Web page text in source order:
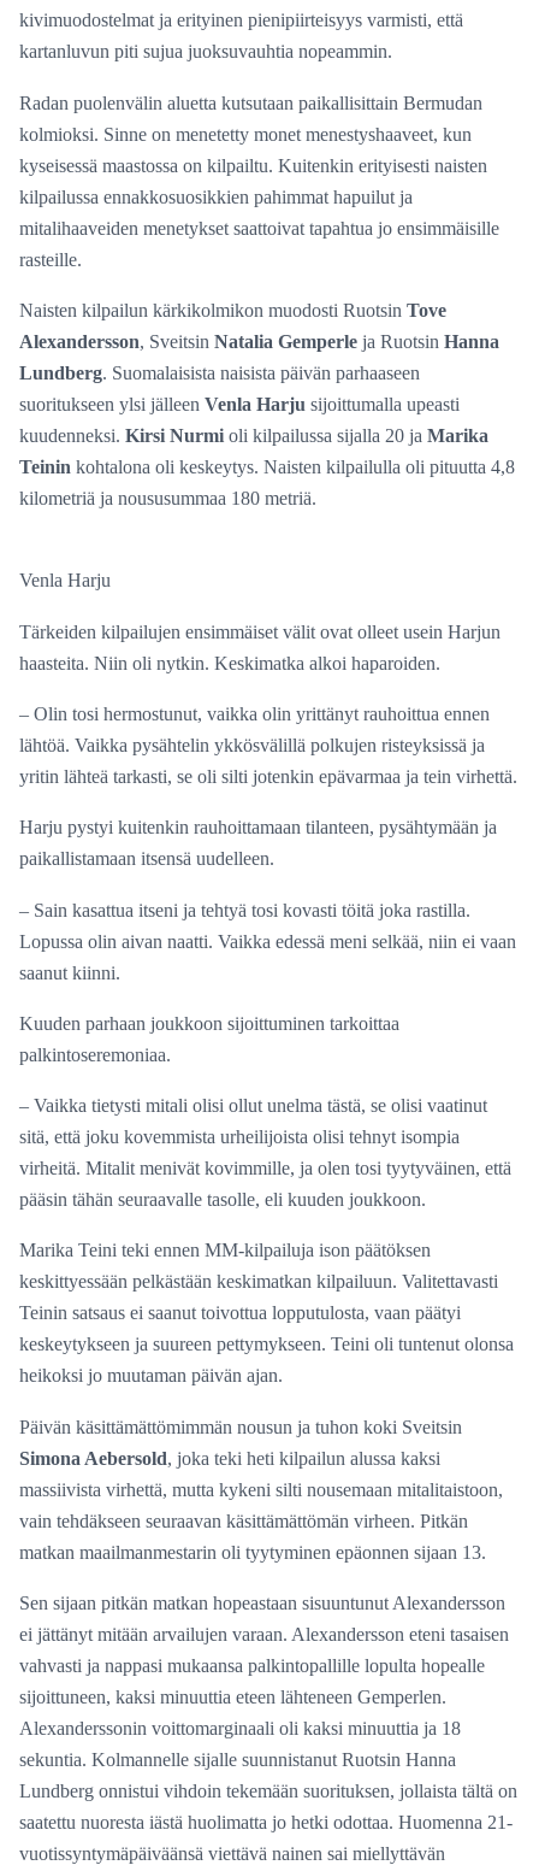
kivimuodostelmat ja erityinen pienipiirteisyys varmisti, että
kartanluvun piti sujua juoksuvauhtia nopeammin.
Radan puolenvälin aluetta kutsutaan paikallisittain Bermudan
kolmioksi. Sinne on menetetty monet menestyshaaveet, kun
kyseisessä maastossa on kilpailtu. Kuitenkin erityisesti naisten
kilpailussa ennakkosuosikkien pahimmat hapuilut ja
mitalihaaveiden menetykset saattoivat tapahtua jo ensimmäisille
rasteille.
Naisten kilpailun kärkikolmikon muodosti RuotsinTove
Alexandersson, SveitsinNatalia Gemperle ja RuotsinHanna
Lundberg. Suomalaisista naisista päivän parhaaseen
suoritukseen ylsi jälleenVenla Harju sijoittumalla upeasti
kuudenneksi.Kirsi Nurmi oli kilpailussa sijalla 20 jaMarika
Teinin kohtalona oli keskeytys. Naisten kilpailulla oli pituutta 4,8
kilometriä ja noususummaa 180 metriä.
Venla Harju
Tärkeiden kilpailujen ensimmäiset välit ovat olleet usein Harjun
haasteita. Niin oli nytkin. Keskimatka alkoi haparoiden.
– Olin tosi hermostunut, vaikka olin yrittänyt rauhoittua ennen
lähtöä. Vaikka pysähtelin ykkösvälillä polkujen risteyksissä ja
yritin lähteä tarkasti, se oli silti jotenkin epävarmaa ja tein virhettä.
Harju pystyi kuitenkin rauhoittamaan tilanteen, pysähtymään ja
paikallistamaan itsensä uudelleen.
– Sain kasattua itseni ja tehtyä tosi kovasti töitä joka rastilla.
Lopussa olin aivan naatti. Vaikka edessä meni selkää, niin ei vaan
saanut kiinni.
Kuuden parhaan joukkoon sijoittuminen tarkoittaa
palkintoseremoniaa.
– Vaikka tietysti mitali olisi ollut unelma tästä, se olisi vaatinut
sitä, että joku kovemmista urheilijoista olisi tehnyt isompia
virheitä. Mitalit menivät kovimmille, ja olen tosi tyytyväinen, että
pääsin tähän seuraavalle tasolle, eli kuuden joukkoon.
Marika Teini teki ennen MM-kilpailuja ison päätöksen
keskittyessään pelkästään keskimatkan kilpailuun. Valitettavasti
Teinin satsaus ei saanut toivottua lopputulosta, vaan päätyi
keskeytykseen ja suureen pettymykseen. Teini oli tuntenut olonsa
heikoksi jo muutaman päivän ajan.
Päivän käsittämättömimmän nousun ja tuhon koki Sveitsin
Simona Aebersold, joka teki heti kilpailun alussa kaksi
massiivista virhettä, mutta kykeni silti nousemaan mitalitaistoon,
vain tehdäkseen seuraavan käsittämättömän virheen. Pitkän
matkan maailmanmestarin oli tyytyminen epäonnen sijaan 13.
Sen sijaan pitkän matkan hopeastaan sisuuntunut Alexandersson
ei jättänyt mitään arvailujen varaan. Alexandersson eteni tasaisen
vahvasti ja nappasi mukaansa palkintopallille lopulta hopealle
sijoittuneen, kaksi minuuttia eteen lähteneen Gemperlen.
Alexanderssonin voittomarginaali oli kaksi minuuttia ja 18
sekuntia. Kolmannelle sijalle suunnistanut Ruotsin Hanna
Lundberg onnistui vihdoin tekemään suorituksen, jollaista tältä on
saatettu nuoresta iästä huolimatta jo hetki odottaa. Huomenna 21-
vuotissyntymäpäiväänsä viettävä nainen sai miellyttävän